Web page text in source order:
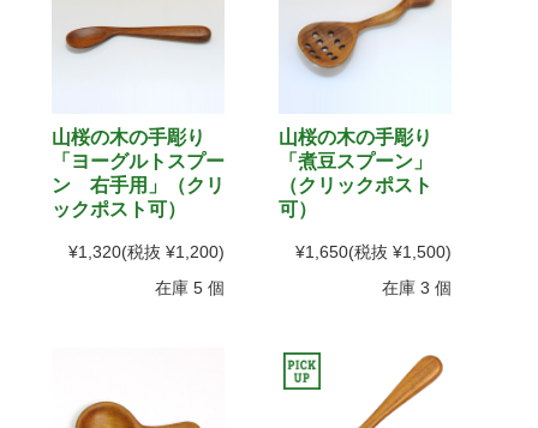
山桜の木の手彫り
「ヨーグルトスプー
ン 右手用」（クリ
ックポスト可）
¥1,320(税抜 ¥1,200)
在庫 5 個
山桜の木の手彫り
「煮豆スプーン」
（クリックポスト
可）
¥1,650(税抜 ¥1,500)
在庫 3 個